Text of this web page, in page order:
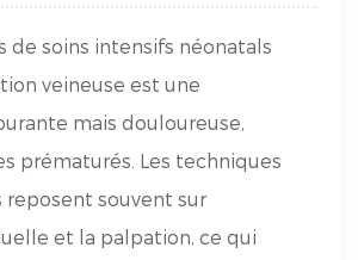
de soins intensifs néonatals
veineuse est une
mais douloureuse,
prématurés. Les techniques
souvent sur
et la palpation, ce qui